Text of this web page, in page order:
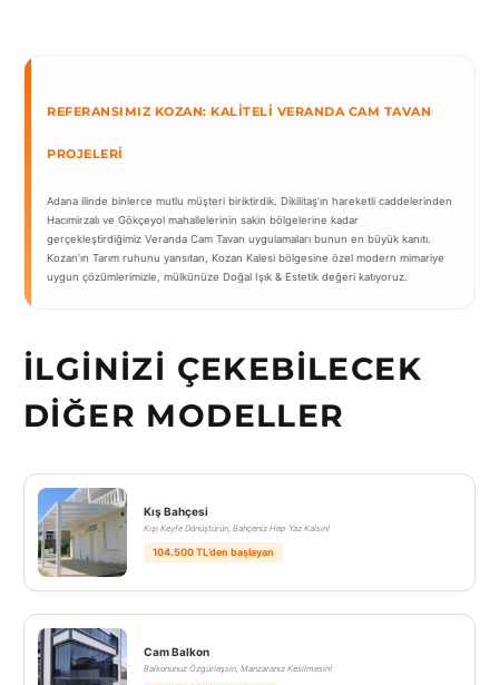
REFERANSIMIZ KOZAN: KALITELI VERANDA CAM TAVAN
PROJELERI
Adana ilinde binlerce mutlu müşteri biriktirdik. Dikilitaş’ın hareketli caddelerinden
Hacımirzalı ve Gökçeyol mahallelerinin sakin bölgelerine kadar
gerçekleştirdiğimiz Veranda Cam Tavan uygulamaları bunun en büyük kanıtı.
Kozan’ın Tarım ruhunu yansıtan, Kozan Kalesi bölgesine özel modern mimariye
uygun çözümlerimizle, mülkünüze Doğal Işık & Estetik değeri katıyoruz.
İLGINIZI ÇEKEBILECEK
DIĞER MODELLER
Kış Bahçesi
Kışı Keyfe Dönüştürün, Bahçeniz Hep Yaz Kalsın!
104.500 TL’den başlayan
Cam Balkon
Balkonunuz Özgürleşsin, Manzaranız Kesilmesin!